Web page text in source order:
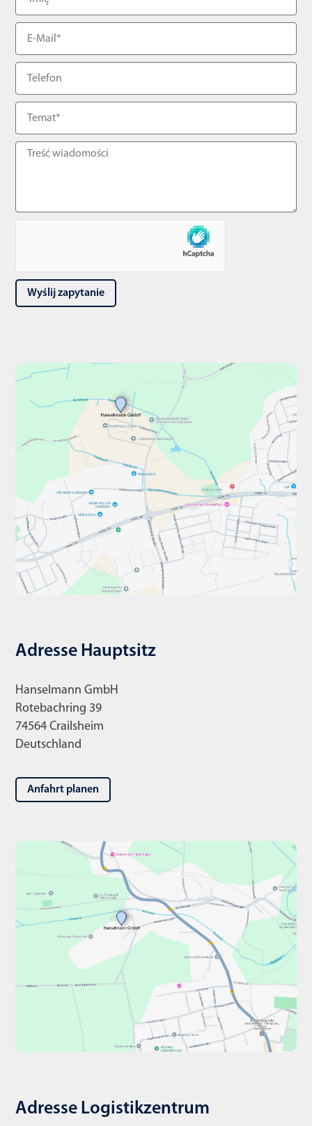
Wyślij zapytanie
Adresse Hauptsitz
Hanselmann GmbH
Rotebachring 39
74564 Crailsheim
Deutschland
Anfahrt planen
Adresse Logistikzentrum